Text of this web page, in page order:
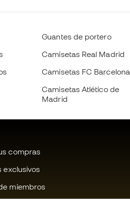
Guantes de portero
Camisetas Real Madrid
Camisetas FC Barcelona
Camisetas Atlético de
Madrid
compras
exclusivos
miembros